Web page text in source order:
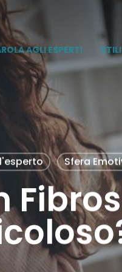
AGLI ESPERTI
Sfera